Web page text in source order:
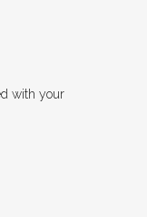
with your